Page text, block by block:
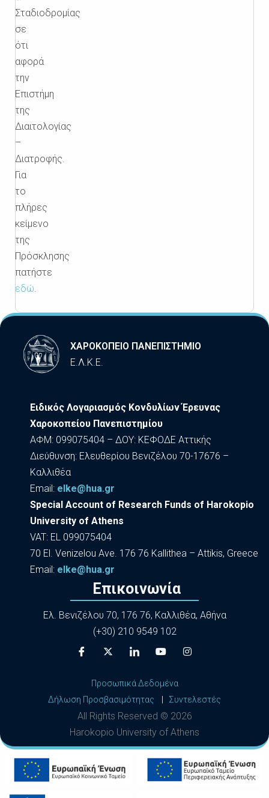
Σταδιοδρομίας
σε
ότι
αφορά
την
Επιστήμη
της
Διαιτολογίας
–
Διατροφής.
Για
το
πλήρες
κείμενο
της
Πρόσκλησης
πατήστε
εδώ.
ΧΑΡΟΚΟΠΕΙΟ ΠΑΝΕΠΙΣΤΗΜΙΟ
Ε.Λ.Κ.Ε.
Ειδικός Λογαριασμός Κονδυλίων Έρευνας
Χαροκοπείου Πανεπιστημίου
ΑΦΜ: 099075404 – ΔΟΥ: ΚΕΦΟΔΕ Αττικής
Διεύθυνση: Ελευθερίου Βενιζέλου 70-17676 –
Καλλιθέα
Εmail: elke@hua.gr
Special Account of Research Funds of Harokopio
University of Athens
VAT: EL 099075404
70 El. Venizelou Ave. 176 76 Kallithea – Attikis, Greece
Εmail: elke@hua.gr
Επικοινωνία
Ελ. Βενιζέλου 70, 176 76, Καλλιθέα, Αθήνα
(+30) 210 9549 102
Προσωπικά Δεδομένα
Δήλωση Προσβασιμότητας
Συντελεστές
All Rights Reserved © 2026
Harokopio University of Athens